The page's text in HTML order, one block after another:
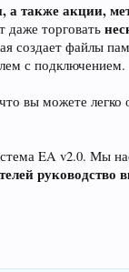
а также акции,
даже торговать
создает файлы
с подключением.
вы можете легко
EA v2.0. Мы
руководство